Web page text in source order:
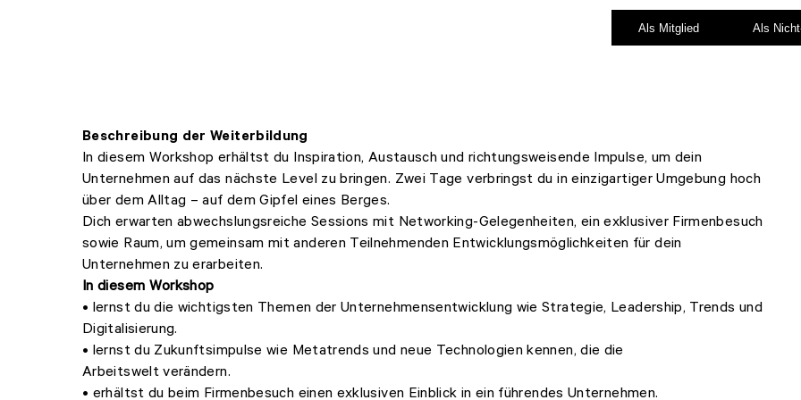
Als Mitglied Als
Beschreibung der Weiterbildung
In diesem Workshop erhältst du Inspiration, Austausch und richtungsweisende Impulse, um dein
Unternehmen auf das nächste Level zu bringen. Zwei Tage verbringst du in einzigartiger Umgebung hoch
über dem Alltag – auf dem Gipfel eines Berges.
Dich erwarten abwechslungsreiche Sessions mit Networking-Gelegenheiten, ein exklusiver Firmenbesuch
sowie Raum, um gemeinsam mit anderen Teilnehmenden Entwicklungsmöglichkeiten für dein
Unternehmen zu erarbeiten.
In diesem Workshop
• lernst du die wichtigsten Themen der Unternehmensentwicklung wie Strategie, Leadership, Trends und
Digitalisierung.
• lernst du Zukunftsimpulse wie Metatrends und neue Technologien kennen, die die
Arbeitswelt verändern.
• erhältst du beim Firmenbesuch einen exklusiven Einblick in ein führendes Unternehmen.